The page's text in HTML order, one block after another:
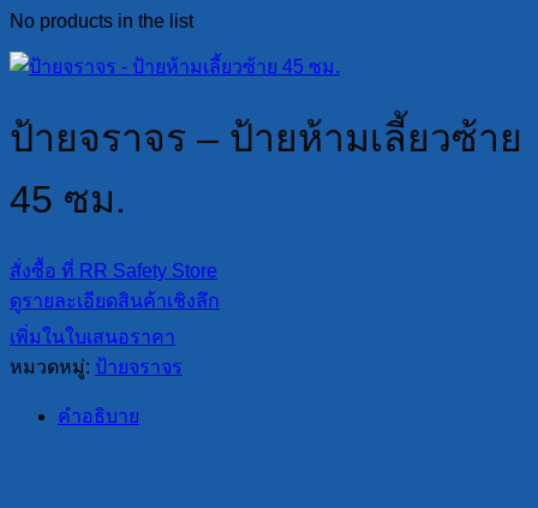
No products in the list
ป้ายจราจร – ป้ายห้ามเลี้ยวซ้าย
45 ซม.
สั่งซื้อ ที่ RR Safety Store
ดูรายละเอียดสินค้าเชิงลึก
เพิ่มในใบเสนอราคา
หมวดหมู่: ป้ายจราจร
คำอธิบาย